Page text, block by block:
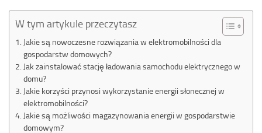
W tym artykule przeczytasz
Jakie są nowoczesne rozwiązania w elektromobilności dla
gospodarstw domowych?
Jak zainstalować stację ładowania samochodu elektrycznego w
domu?
Jakie korzyści przynosi wykorzystanie energii słonecznej w
elektromobilności?
Jakie są możliwości magazynowania energii w gospodarstwie
domowym?